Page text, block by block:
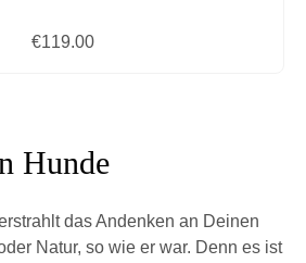
Regular price:
€119.00
Hunde
das Andenken an Deinen
Natur, so wie er war. Denn es ist